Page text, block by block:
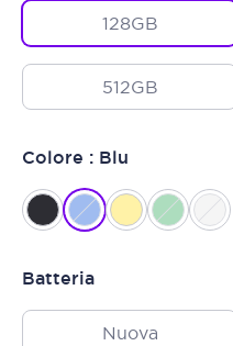
128GB
512GB
Colore : Blu
Batteria
Nuova